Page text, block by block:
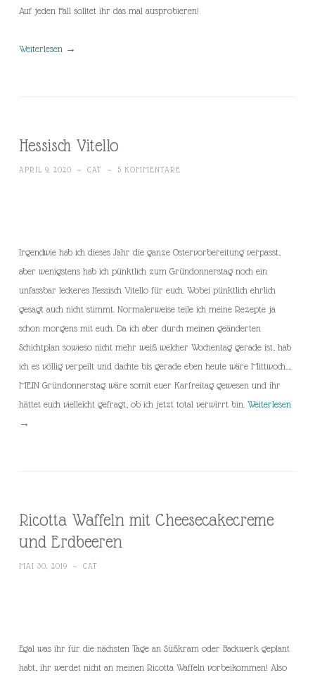
Auf jeden Fall solltet ihr das mal ausprobieren!
Weiterlesen →
Hessisch Vitello
APRIL 9, 2020 ~ CAT ~ 5 KOMMENTARE
Irgendwie hab ich dieses Jahr die ganze Ostervorbereitung verpasst,
aber wenigstens hab ich pünktlich zum Gründonnerstag noch ein
unfassbar leckeres Hessisch Vitello für euch. Wobei pünktlich ehrlich
gesagt auch nicht stimmt. Normalerweise teile ich meine Rezepte ja
schon morgens mit euch. Da ich aber durch meinen geänderten
Schichtplan sowieso nicht mehr weiß welcher Wochentag gerade ist, hab
ich es völlig verpeilt und dachte bis gerade eben heute wäre Mittwoch….
MEIN Gründonnerstag wäre somit euer Karfreitag gewesen und ihr
hättet euch vielleicht gefragt, ob ich jetzt total verwirrt bin. Weiterlesen
→
Ricotta Waffeln mit Cheesecakecreme
und Erdbeeren
MAI 30, 2019 ~ CAT
Egal was ihr für die nächsten Tage an Süßkram oder Backwerk geplant
habt, ihr werdet nicht an meinen Ricotta Waffeln vorbeikommen! Also